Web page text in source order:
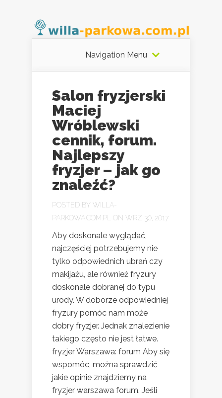
Navigation Menu
Salon fryzjerski
Maciej
Wróblewski
cennik, forum.
Najlepszy
fryzjer – jak go
znaleźć?
POSTED BY WILLA-
PARKOWA.COM.PL
ON WRZ 30, 2017
Aby doskonale wyglądać,
najczęściej potrzebujemy nie
tylko odpowiednich ubrań czy
makijażu, ale również fryzury
doskonale dobranej do typu
urody. W doborze odpowiedniej
fryzury pomóc nam może
dobry fryzjer. Jednak znalezienie
takiego często nie jest łatwe.
fryzjer Warszawa: forum Aby się
wspomóc, można sprawdzić
jakie opinie znajdziemy na
fryzjer warszawa forum. Jeśli